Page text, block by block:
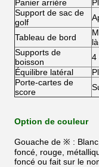
Panier arrière
Support de sac de
golf
Tableau de bord
Supports de
boisson
4
Équilibre latéral
Porte-cartes de
score
Option de couleur
Gouache de ※ :
foncé, rouge,
foncé ou fait sur le